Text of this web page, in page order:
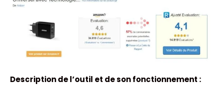
Description de l’outil et de son fonctionnement :